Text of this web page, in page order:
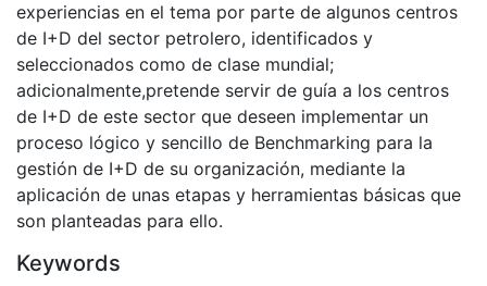
experiencias en el tema por parte de algunos centros
de I+D del sector petrolero, identificados y
seleccionados como de clase mundial;
adicionalmente,pretende servir de guía a los centros
de I+D de este sector que deseen implementar un
proceso lógico y sencillo de Benchmarking para la
gestión de I+D de su organización, mediante la
aplicación de unas etapas y herramientas básicas que
son planteadas para ello.
Keywords